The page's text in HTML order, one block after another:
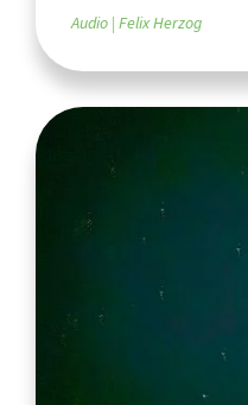
Audio Felix Herzog